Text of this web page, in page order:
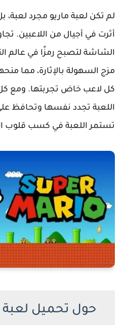
لم تكن لعبة ماريو مجرد
أثرت في أجيال من اللاعبين.
الشاشة لتصبح رمزًا في عالم
مزج السهولة بالإثارة، مما
كل لاعب خاض تجربتها. ومع كل
اللعبة تجدد نفسها وتحافظ
تستمر اللعبة في كسب قلوب